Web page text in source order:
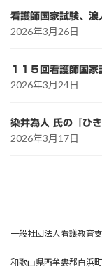
看護師国家試験、浪
2026年3月26日
１１５回看護師国家
2026年3月24日
染井為人 氏の『ひ
2026年3月17日
一般社団法人看護教育
和歌山県西牟婁郡白浜